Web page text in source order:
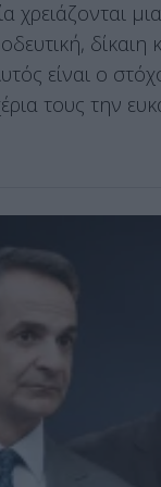
χρειάζονται
δίκαιη
είναι ο
τους την